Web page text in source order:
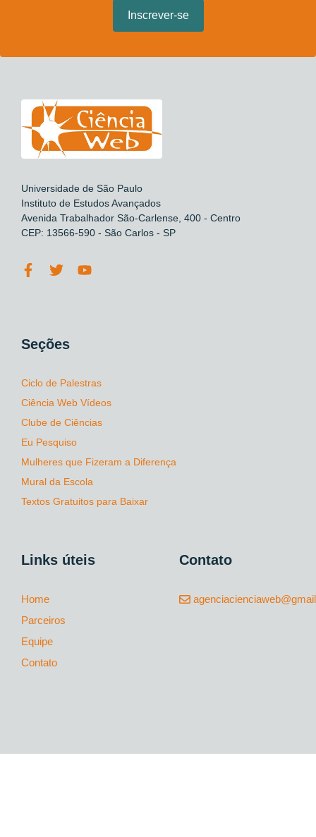
Universidade de São Paulo
Instituto de Estudos Avançados
Avenida Trabalhador São-Carlense, 400 - Centro
CEP: 13566-590 - São Carlos - SP
Seções
Ciclo de Palestras
Ciência Web Vídeos
Clube de Ciências
Eu Pesquiso
Mulheres que Fizeram a Diferença
Mural da Escola
Textos Gratuitos para Baixar
Links úteis
Home
Parceiros
Equipe
Contato
Contato